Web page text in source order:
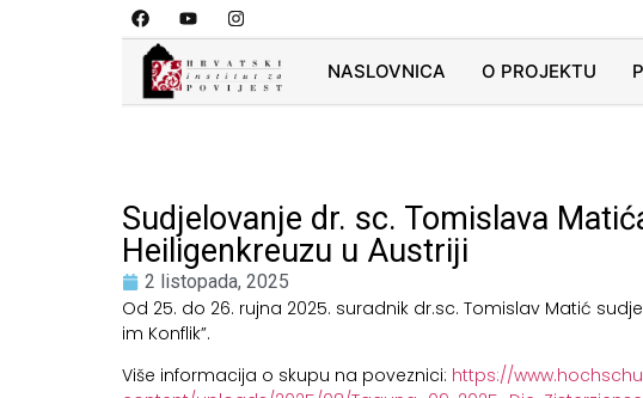
NASLOVNICA O PROJEKTU
Sudjelovanje dr. sc. Tomislava
Heiligenkreuzu u Austriji
2 listopada, 2025
Od 25. do 26. rujna 2025. suradnik dr.sc. Tomislav Matić
im Konflik”.
Više informacija o skupu na poveznici: https://